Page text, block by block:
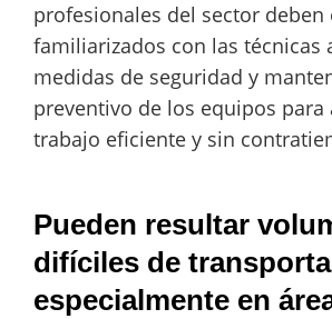
profesionales del sector deben
familiarizados con las técnicas
medidas de seguridad y
preventivo de los equipos para
trabajo eficiente y sin
Pueden resultar
difíciles de
especialmente en